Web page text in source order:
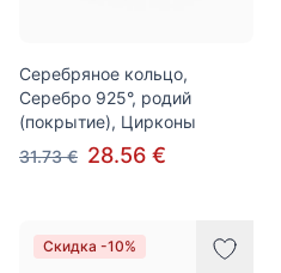
Серебряное кольцо,
Серебро 925°, родий
(покрытие), Цирконы
31.73 € 28.56 €
Скидка -10%